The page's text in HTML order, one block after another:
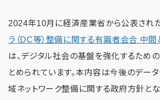
2024年10月に経済産業省から公表された
ラ（DC等）整備に関する有識者会合 中間
は、デジタル社会の基盤を強化するため
とめられています。本内容は今後のデー
域ネットワーク整備に関する政府方針と